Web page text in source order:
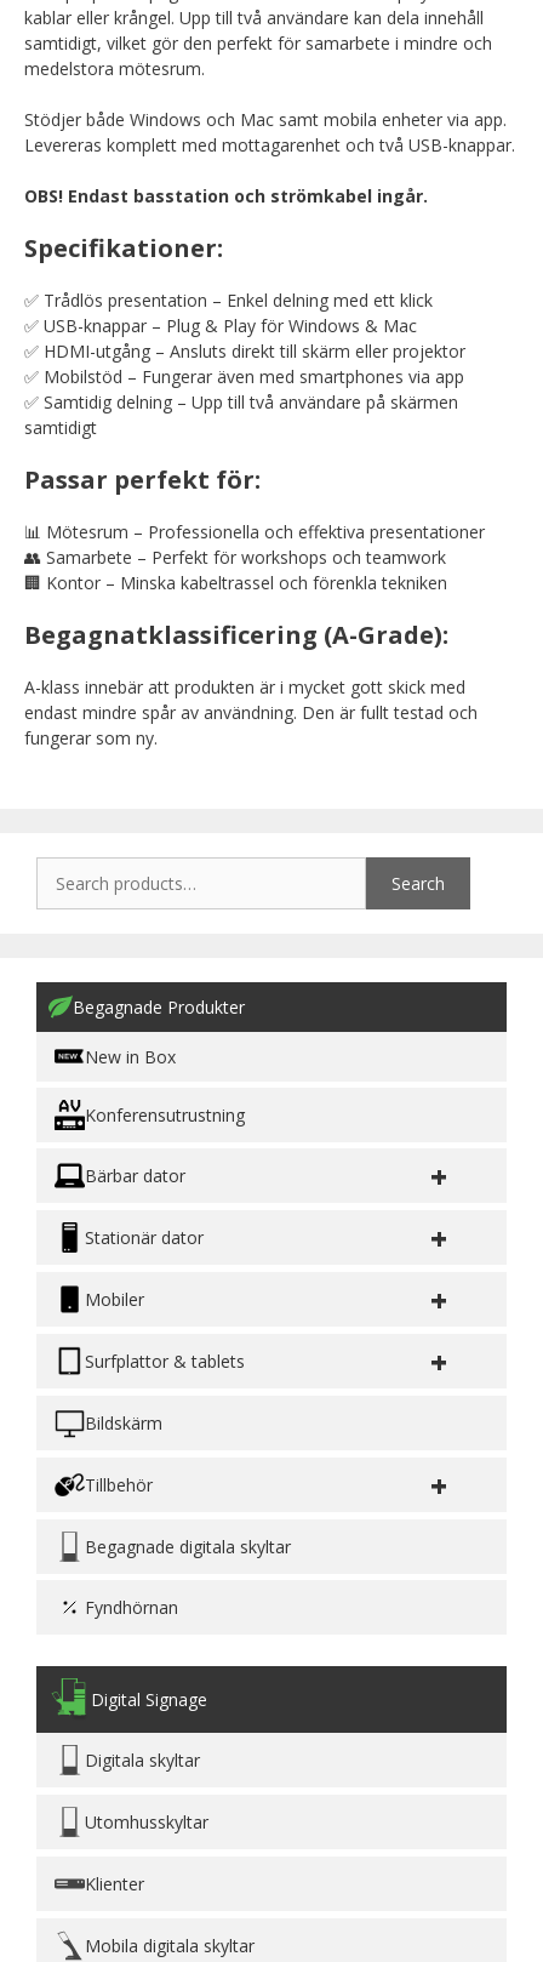
kablar eller krångel. Upp till två användare kan dela innehåll
samtidigt, vilket gör den perfekt för samarbete i mindre och
medelstora mötesrum.
Stödjer både Windows och Mac samt mobila enheter via app.
Levereras komplett med mottagarenhet och två USB-knappar.
OBS! Endast basstation och strömkabel ingår.
Specifikationer:
✅ Trådlös presentation – Enkel delning med ett klick
✅ USB-knappar – Plug & Play för Windows & Mac
✅ HDMI-utgång – Ansluts direkt till skärm eller projektor
✅ Mobilstöd – Fungerar även med smartphones via app
✅ Samtidig delning – Upp till två användare på skärmen
samtidigt
Passar perfekt för:
📊 Mötesrum – Professionella och effektiva presentationer
👥 Samarbete – Perfekt för workshops och teamwork
🏢 Kontor – Minska kabeltrassel och förenkla tekniken
Begagnatklassificering (A-Grade):
A-klass innebär att produkten är i mycket gott skick med
endast mindre spår av användning. Den är fullt testad och
fungerar som ny.
Search
Begagnade Produkter
New in Box
Konferensutrustning
Bärbar dator +
Stationär dator +
Mobiler +
Surfplattor & tablets +
Bildskärm
Tillbehör +
Begagnade digitala skyltar
Fyndhörnan
Digital Signage
Digitala skyltar
Utomhusskyltar
Klienter
Mobila digitala skyltar